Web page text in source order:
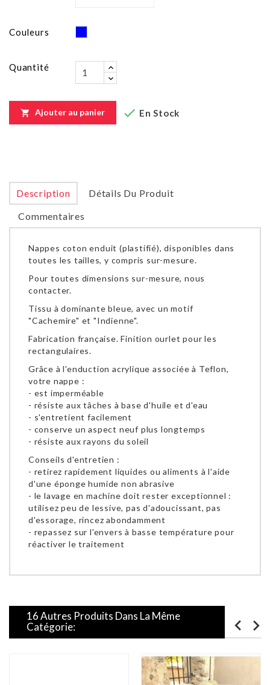
Couleurs Bleu
Quantité
 Ajouter au panier  En Stock
Description
Détails Du Produit
Commentaires
Nappes coton enduit (plastifié), disponibles dans
toutes les tailles, y compris sur-mesure.
Pour toutes dimensions sur-mesure, nous
contacter.
Tissu à dominante bleue, avec un motif
"Cachemire" et "Indienne".
Fabrication française. Finition ourlet pour les
rectangulaires.
Grâce à l'enduction acrylique associée à Teflon,
votre nappe :
- est imperméable
- résiste aux tâches à base d'huile et d'eau
- s'entretient facilement
- conserve un aspect neuf plus longtemps
- résiste aux rayons du soleil
Conseils d'entretien :
- retirez rapidement liquides ou aliments à l'aide
d'une éponge humide non abrasive
- le lavage en machine doit rester exceptionnel :
utilisez peu de lessive, pas d'adoucissant, pas
d'essorage, rincez abondamment
- repassez sur l'envers à basse température pour
réactiver le traitement
16 Autres Produits Dans La Même
Catégorie: